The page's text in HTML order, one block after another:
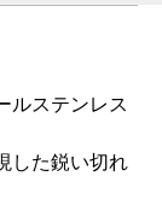
ルステンレス
した鋭い切れ